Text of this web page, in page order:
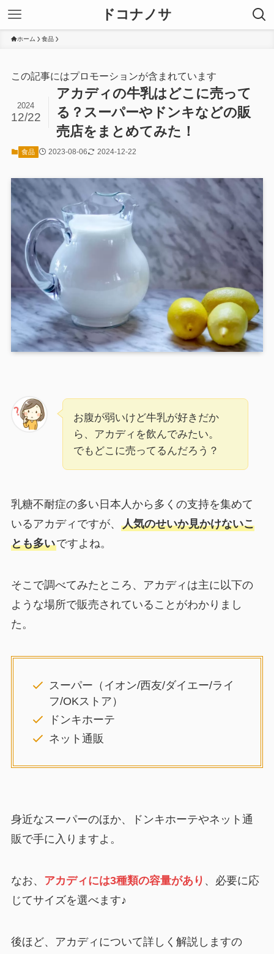
ドコナノサ
ホーム 食品
この記事にはプロモーションが含まれています
アカディの牛乳はどこに売って
る？スーパーやドンキなどの販
売店をまとめてみた！
2024
12/22
食品 2023-08-06 2024-12-22
お腹が弱いけど牛乳が好きだか
ら、アカディを飲んでみたい。
でもどこに売ってるんだろう？
乳糖不耐症の多い日本人から多くの支持を集めて
いるアカディですが、 人気のせいか見かけないこ
とも多いですよね。
そこで調べてみたところ、アカディは主に以下の
ような場所で販売されていることがわかりまし
た。
スーパー（イオン/西友/ダイエー/ライ
フ/OKストア）
ドンキホーテ
ネット通販
身近なスーパーのほか、ドンキホーテやネット通
販で手に入りますよ。
なお、 アカディには3種類の容量があり 、必要に応
じてサイズを選べます♪
後ほど、アカディについて詳しく解説しますの